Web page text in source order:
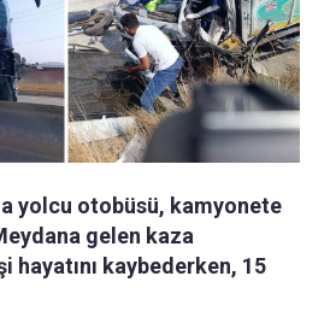
yolcu otobüsü, kamyonete
gelen kaza
hayatını kaybederken, 15